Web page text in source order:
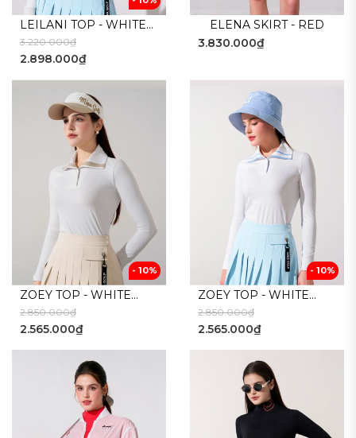
LEILANI TOP - WHITE
BLUE
3.220.000₫
2.898.000₫
ELENA SKIRT - RED
3.830.000₫
- 10%
ZOEY TOP - WHITE
BEIGE
2.850.000₫
2.565.000₫
- 10%
ZOEY TOP - WHITE
BLUE
2.850.000₫
2.565.000₫